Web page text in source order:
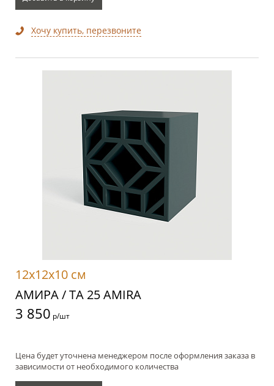
Хочу купить, перезвоните
12x12x10 см
АМИРА / TA 25 AMIRA
3 850 р/шт
Цена будет уточнена менеджером после оформления заказа в
зависимости от необходимого количества